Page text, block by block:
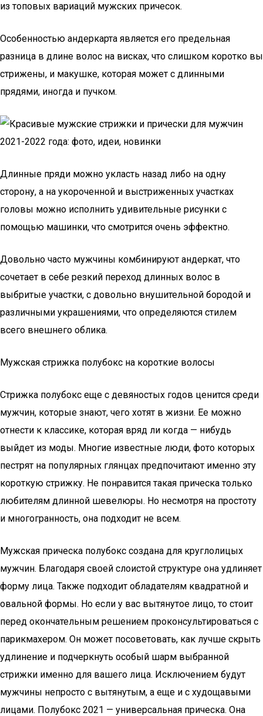
из топовых вариаций мужских причесок.
Особенностью андеркарта является его предельная
разница в длине волос на висках, что слишком коротко вы
стрижены, и макушке, которая может с длинными
прядями, иногда и пучком.
Длинные пряди можно укласть назад либо на одну
сторону, а на укороченной и выстриженных участках
головы можно исполнить удивительные рисунки с
помощью машинки, что смотрится очень эффектно.
Довольно часто мужчины комбинируют андеркат, что
сочетает в себе резкий переход длинных волос в
выбритые участки, с довольно внушительной бородой и
различными украшениями, что определяются стилем
всего внешнего облика.
Мужская стрижка полубокс на короткие волосы
Стрижка полубокс еще с девяностых годов ценится среди
мужчин, которые знают, чего хотят в жизни. Ее можно
отнести к классике, которая вряд ли когда — нибудь
выйдет из моды. Многие известные люди, фото которых
пестрят на популярных глянцах предпочитают именно эту
короткую стрижку. Не понравится такая прическа только
любителям длинной шевелюры. Но несмотря на простоту
и многогранность, она подходит не всем.
Мужская прическа полубокс создана для круглолицых
мужчин. Благодаря своей слоистой структуре она удлиняет
форму лица. Также подходит обладателям квадратной и
овальной формы. Но если у вас вытянутое лицо, то стоит
перед окончательным решением проконсультироваться с
парикмахером. Он может посоветовать, как лучше скрыть
удлинение и подчеркнуть особый шарм выбранной
стрижки именно для вашего лица. Исключением будут
мужчины непросто с вытянутым, а еще и с худощавыми
лицами. Полубокс 2021 — универсальная прическа. Она